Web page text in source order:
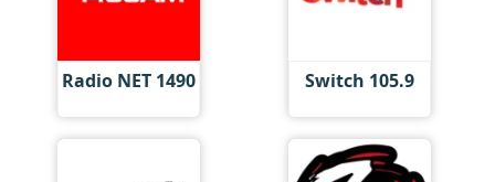
Radio NET 1490 Switch 105.9